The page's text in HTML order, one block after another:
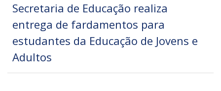
Secretaria de Educação realiza
entrega de fardamentos para
estudantes da Educação de Jovens e
Adultos